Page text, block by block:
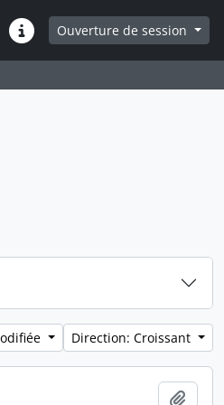
Liens rapidesOuverture de session
Direction: Croissant